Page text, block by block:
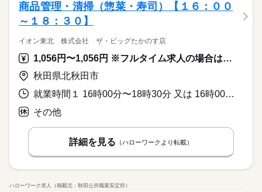
商品管理・清掃（惣菜・寿司）【１６：００
～１８：３０】
イオン東北 株式会社 ザ・ビッグたかのす店
1,056円〜1,056円 ※フルタイム求人の場合は月額（換算額）、パート求人の場合は時間額を表示しています。
秋田県北秋田市
就業時間１ 16時00分〜18時30分 又は 16時00分〜18時30分の時間の間の2時間以上 就業時間に関する特記事項 ＊月間５５ｈ勤務（１日２．５ｈ勤務）
その他
詳細を見る （ハローワークより転載）
ハローワーク求人（掲載元：秋田公共職業安定所）